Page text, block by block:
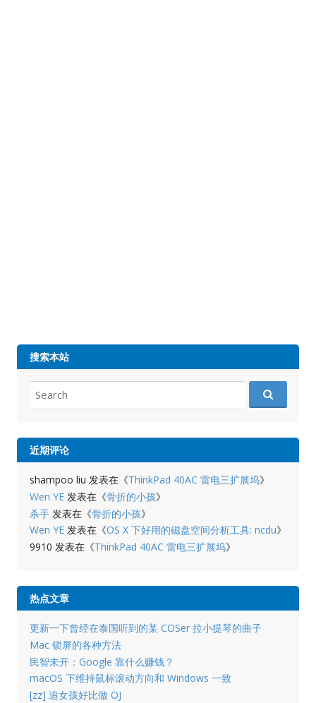
搜索本站
for:
近期评论
shampoo liu 发表在《ThinkPad 40AC 雷电三扩展坞》
Wen YE发表在《骨折的小孩》
杀手发表在《骨折的小孩》
Wen YE发表在《OS X 下好用的磁盘空间分析工具: ncdu》
9910 发表在《ThinkPad 40AC 雷电三扩展坞》
热点文章
更新一下曾经在泰国听到的某 COSer 拉小提琴的曲子
Mac 锁屏的各种方法
民智未开：Google 靠什么赚钱？
macOS 下维持鼠标滚动方向和 Windows 一致
[zz] 追女孩好比做 OJ